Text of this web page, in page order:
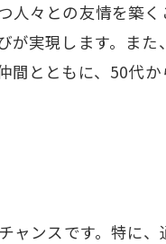
人々との友情を築
実現します。また
間とともに、50代
ャンスです。特に